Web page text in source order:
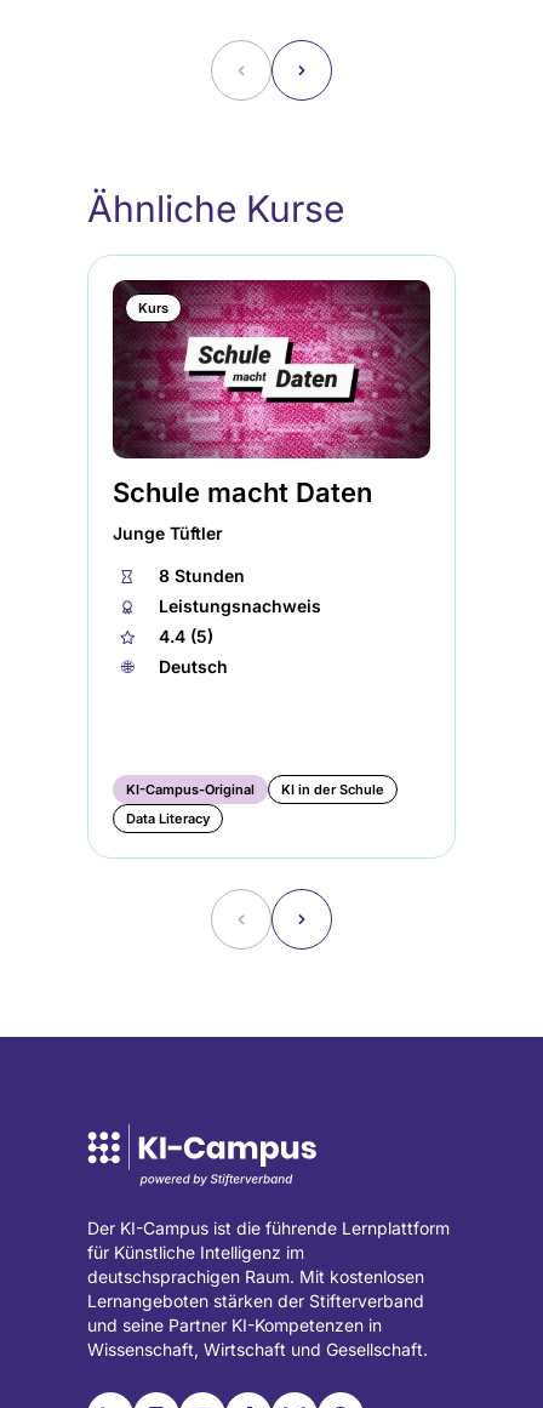
Claudia
Lemke
in
neuen
Tab
geöffnet)
˂ ˃
Ähnliche Kurse
Kurs
Schule macht Daten
Junge Tüftler
⏱
8 Stunden
🏅︎
Leistungsnachweis
★
4.4 (5)
🌐︎
Deutsch
KI-Campus-Original
KI in der Schule
Data Literacy
˂ ˃
Der KI-Campus ist die führende Lernplattform
für Künstliche Intelligenz im
deutschsprachigen Raum. Mit kostenlosen
Lernangeboten stärken der Stifterverband
und seine Partner KI-Kompetenzen in
Wissenschaft, Wirtschaft und Gesellschaft.